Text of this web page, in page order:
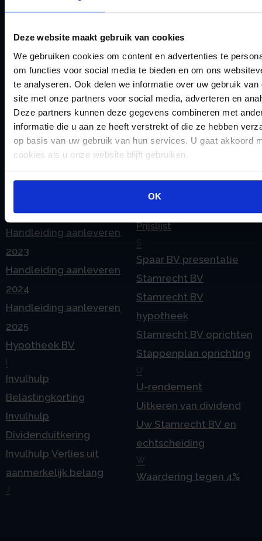
Deze website maakt gebruik van cookies
We gebruiken cookies om content en advertenties te
om functies voor social media te bieden en om ons
te analyseren. Ook delen we informatie over uw gebruik van
site met onze partners voor social media, adverteren en
Deze partners kunnen deze gegevens combineren met
informatie die u aan ze heeft verstrekt of die ze hebben
op basis van uw gebruik van hun services. U gaat akkoord
cookies als u onze website blijft gebruiken.
OK
Fiscale waardering
Flex BV oprichten of
omzetten
Geleidebiljet jaarstukken
2023
Geleidebiljet jaarstukken
2024
Geleidebiljet jaarstukken
Handleiding aanleveren
2023
Handleiding aanleveren
2024
Handleiding aanleveren
2025
Hypotheek BV
Invulhulp
Belastingkorting
Invulhulp
Dividenduitkering
Invulhulp Verlies uit
aanmerkelijk belang
Overgang naar
Stamrecht BV
Pensioen BV
Pensioen BV bij
overlijden
Pensioen BV en
echtscheiding
Prijslijst
S
Spaar BV presentatie
Stamrecht BV
Stamrecht BV
hypotheek
Stamrecht BV oprichten
Stappenplan oprichting
U
U-rendement
Uitkeren van dividend
Uw Stamrecht BV en
echtscheiding
W
Waardering tegen 4%